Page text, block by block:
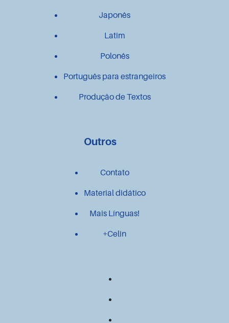
Japonês
Latim
Polonês
Português para estrangeiros
Produção de Textos
Outros
Contato
Material didático
Mais Línguas!
+Celin